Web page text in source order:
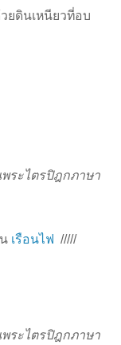
ยดินเหนียวที่อบ
พระไตรปิฎกภาษา
เรือนไฟ /////
พระไตรปิฎกภาษา